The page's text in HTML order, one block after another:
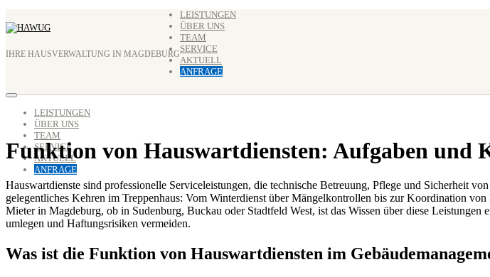
Inhalt
IHRE HAUSVERWALTUNG IN MAGDEBURG
LEISTUNGEN
ÜBER UNS
TEAM
SERVICE
AKTUELL
ANFRAGE
LEISTUNGEN
ÜBER UNS
TEAM
SERVICE
AKTUELL
ANFRAGE
Funktion von Hauswartdiensten: Aufgaben und
Hauswartdienste sind professionelle Serviceleistungen, die technische Betreuung, Pflege und Sicherheit
gelegentliches Kehren im Treppenhaus: Vom Winterdienst über Mängelkontrollen bis zur Koordination
Mieter in Magdeburg, ob in Sudenburg, Buckau oder Stadtfeld West, ist das Wissen über diese
umlegen und Haftungsrisiken vermeiden.
Was ist die Funktion von Hauswartdiensten im